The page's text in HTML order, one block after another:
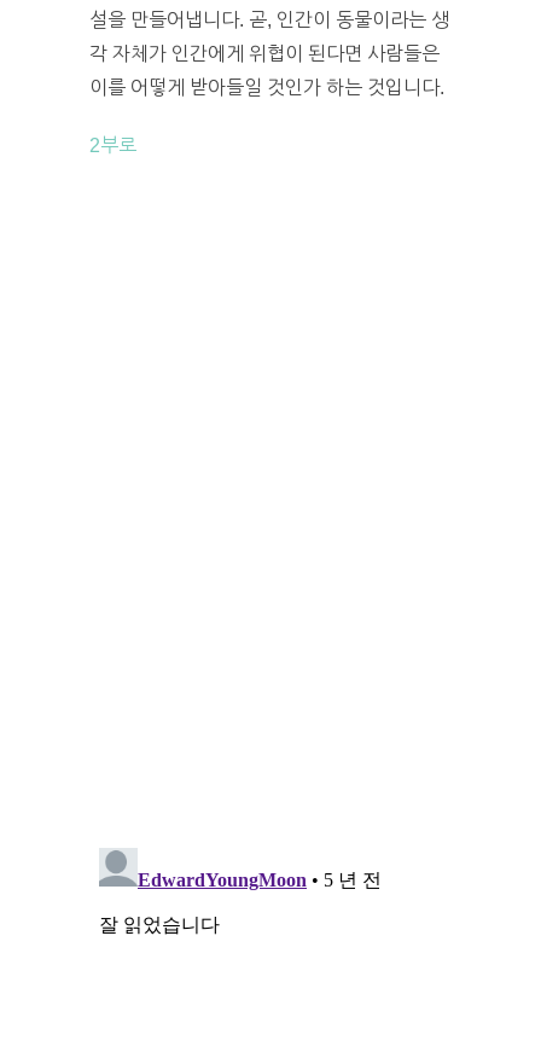
설을 만들어냅니다. 곧, 인간이 동물이라는 생
각 자체가 인간에게 위협이 된다면 사람들은
이를 어떻게 받아들일 것인가 하는 것입니다.
2부로